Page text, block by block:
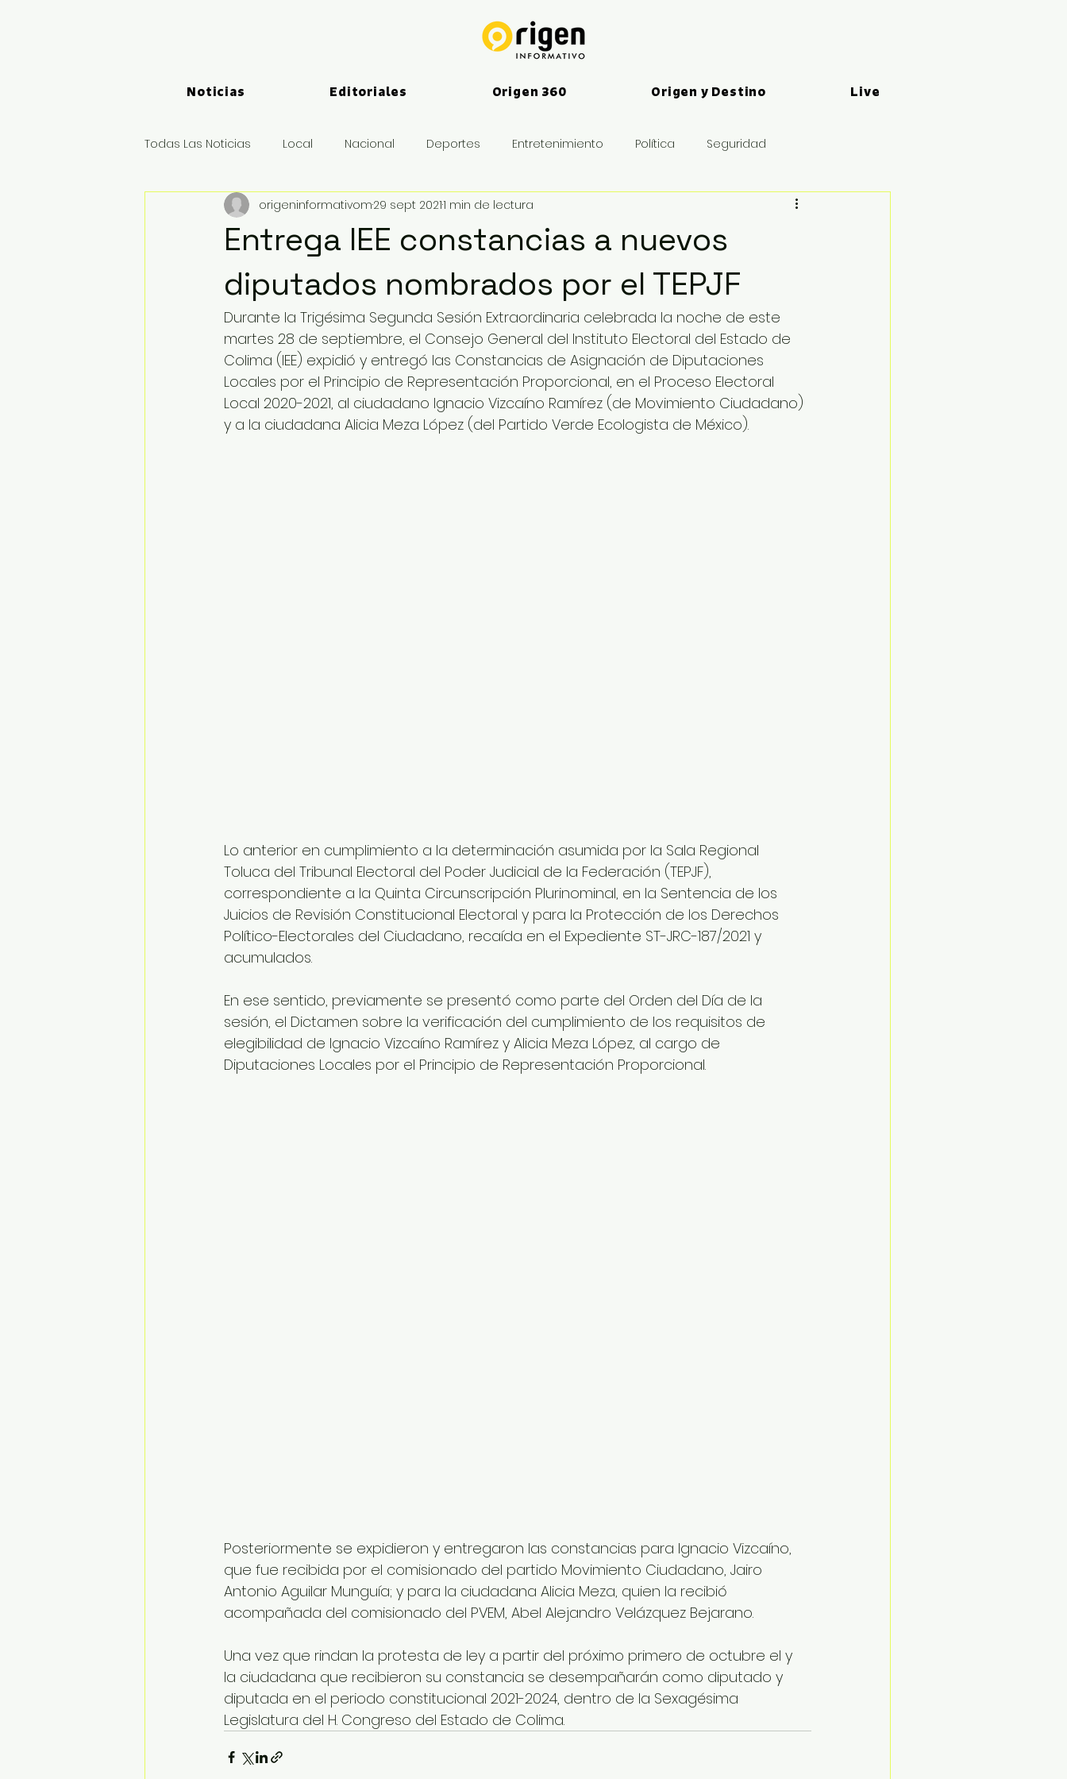
Noticias Editoriales Origen 360 Origen y Destino Live
Todas Las Noticias Local Nacional Deportes Entretenimiento Política Seguridad
Logística y Puertos Deportes
Entrega IEE constancias a nuevos
diputados nombrados por el TEPJF
origeninformativom29 sept 20211 min de lectura
Durante la Trigésima Segunda Sesión Extraordinaria celebrada la noche de este
martes 28 de septiembre, el Consejo General del Instituto Electoral del Estado de
Colima (IEE) expidió y entregó las Constancias de Asignación de Diputaciones
Locales por el Principio de Representación Proporcional, en el Proceso Electoral
Local 2020-2021, al ciudadano Ignacio Vizcaíno Ramírez (de Movimiento Ciudadano)
y a la ciudadana Alicia Meza López (del Partido Verde Ecologista de México).
Lo anterior en cumplimiento a la determinación asumida por la Sala Regional
Toluca del Tribunal Electoral del Poder Judicial de la Federación (TEPJF),
correspondiente a la Quinta Circunscripción Plurinominal, en la Sentencia de los
Juicios de Revisión Constitucional Electoral y para la Protección de los Derechos
Político-Electorales del Ciudadano, recaída en el Expediente ST-JRC-187/2021 y
acumulados.
En ese sentido, previamente se presentó como parte del Orden del Día de la
sesión, el Dictamen sobre la verificación del cumplimiento de los requisitos de
elegibilidad de Ignacio Vizcaíno Ramírez y Alicia Meza López, al cargo de
Diputaciones Locales por el Principio de Representación Proporcional.
Posteriormente se expidieron y entregaron las constancias para Ignacio Vizcaíno,
que fue recibida por el comisionado del partido Movimiento Ciudadano, Jairo
Antonio Aguilar Munguía; y para la ciudadana Alicia Meza, quien la recibió
acompañada del comisionado del PVEM, Abel Alejandro Velázquez Bejarano.
Una vez que rindan la protesta de ley a partir del próximo primero de octubre el y
la ciudadana que recibieron su constancia se desempañarán como diputado y
diputada en el periodo constitucional 2021-2024, dentro de la Sexagésima
Legislatura del H. Congreso del Estado de Colima.